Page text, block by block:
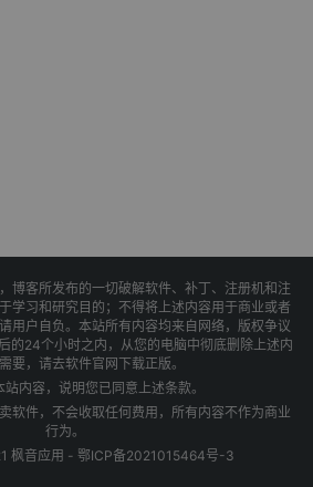
博客所发布的一切破解软件、补丁、注册机和注
学习和研究目的；不得将上述内容用于商业或者
用户自负。本站所有内容均来自网络，版权争议
的24个小时之内，从您的电脑中彻底删除上述内
要，请去软件官网下载正版。
内容，说明您已同意上述条款。
软件，不会收取任何费用，所有内容不作为商业
行为。
枫音应用 - 鄂ICP备2021015464号-3